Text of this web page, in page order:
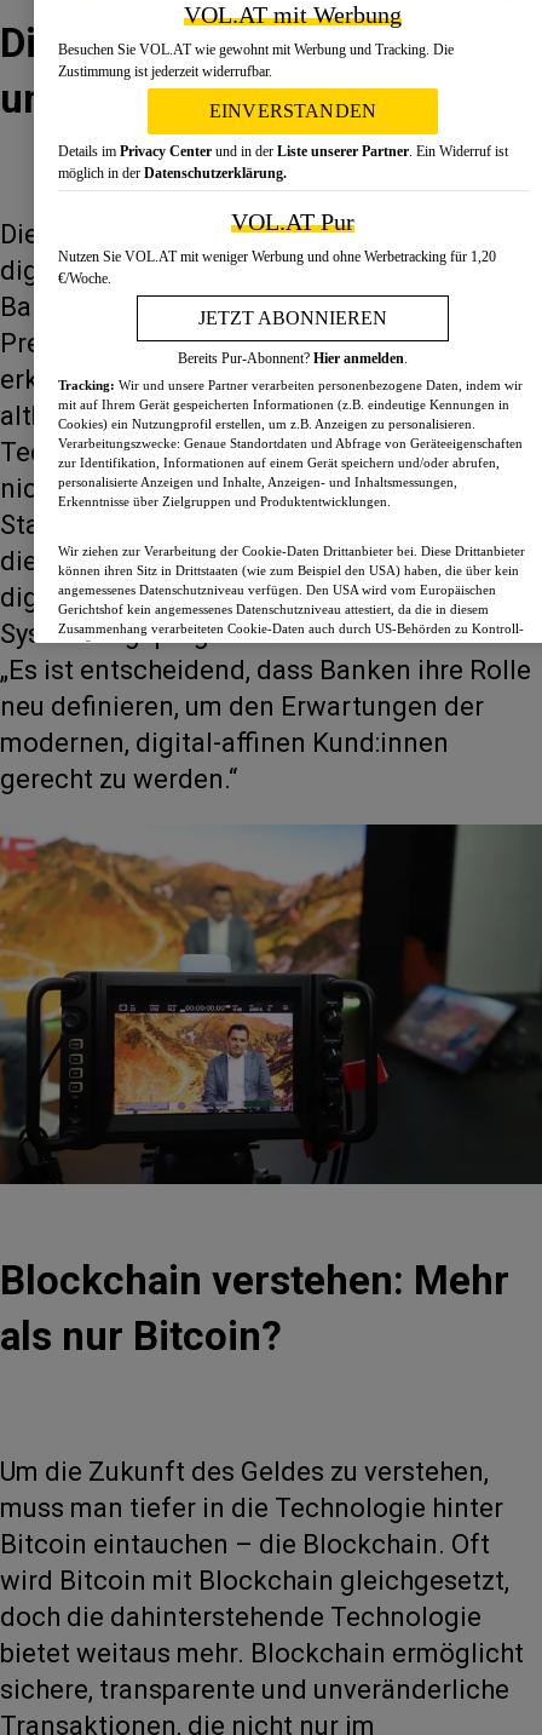
Digitales Gold: Macht Bitcoin
unser Geld überflüssig?
Die Finanzwelt steht Kopf! In Zeiten rasanter
digitaler Innovationen müssen traditionelle
Banken sich neu erfinden. Gernot
Prettenthaler, Blockchain-Experte der
erklärt, wie Banken den Spagat zwischen
altbewährten Methoden und modernen
Technologien meistern. „Banken bieten
nicht nur Finanzprodukte an, sondern auch
Stabilität und Sicherheit.“ Doch wie sieht
diese Stabilität in einer Welt aus, die von
digitalen Währungen und dezentralen
Systemen geprägt wird? Prettenthaler meint:
„Es ist entscheidend, dass Banken ihre Rolle
neu definieren, um den Erwartungen der
modernen, digital-affinen Kund:innen
gerecht zu werden.“
Blockchain verstehen: Mehr
als nur Bitcoin?
Um die Zukunft des Geldes zu verstehen,
muss man tiefer in die Technologie hinter
Bitcoin eintauchen – die Blockchain. Oft
wird Bitcoin mit Blockchain gleichgesetzt,
doch die dahinterstehende Technologie
bietet weitaus mehr. Blockchain ermöglicht
sichere, transparente und unveränderliche
Transaktionen, die nicht nur im
VOL.AT mit Werbung
Besuchen Sie VOL.AT wie gewohnt mit Werbung und Tracking. Die
Zustimmung ist jederzeit widerrufbar.
EINVERSTANDEN
Details im Privacy Centerund in der Liste unserer Partner. Ein Widerruf ist
möglich in der Datenschutzerklärung.
VOL.AT Pur
Nutzen Sie VOL.AT mit weniger Werbung und ohne Werbetracking für 1,20
€/Woche.
JETZT ABONNIEREN
Bereits Pur-Abonnent? Hier anmelden.
Tracking: Wir und unsere Partner verarbeiten personenbezogene Daten, indem wir
mit auf Ihrem Gerät gespeicherten Informationen (z.B. eindeutige Kennungen in
Cookies) ein Nutzungprofil erstellen, um z.B. Anzeigen zu personalisieren.
Verarbeitungszwecke: Genaue Standortdaten und Abfrage von Geräteeigenschaften
zur Identifikation, Informationen auf einem Gerät speichern und/oder abrufen,
personalisierte Anzeigen und Inhalte, Anzeigen- und Inhaltsmessungen,
Erkenntnisse über Zielgruppen und Produktentwicklungen.
Wir ziehen zur Verarbeitung der Cookie-Daten Drittanbieter bei. Diese Drittanbieter
können ihren Sitz in Drittstaaten (wie zum Beispiel den USA) haben, die über kein
angemessenes Datenschutzniveau verfügen. Den USA wird vom Europäischen
Gerichtshof kein angemessenes Datenschutzniveau attestiert, da die in diesem
Zusammenhang verarbeiteten Cookie-Daten auch durch US-Behörden zu Kontroll-
und Überwachungszwecken verarbeitet werden können und Sie gegen eine solche
Verarbeitung keine wirksamen Rechtsbehelfe geltend machen können. Mit dem
Klick auf „EINVERSTANDEN“ stimmen Sie zu, dass wir Drittanbieter (auch in
Drittstaaten) beiziehen dürfen.
Impressum Kontakt